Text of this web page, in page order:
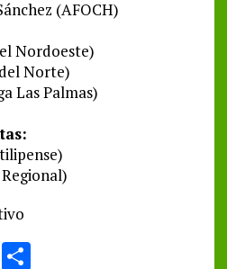
(AFOCH)
Nordoeste)
Norte)
Las Palmas)
S